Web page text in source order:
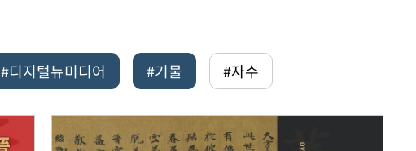
#디지털뉴미디어 #기물 #자수